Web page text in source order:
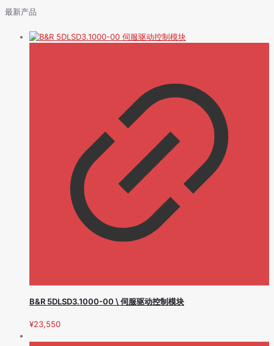
最新产品
B&R 5DLSD3.1000-00 \ 伺服驱动控制模块
¥23,550